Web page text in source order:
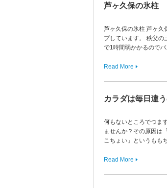
芦ヶ久保の氷柱
芦ヶ久保の氷柱 芦ヶ久
プしています。 秩父の
で1時間弱かかるので
Read More
カラダは毎日違う
何もないところでつま
ませんか？その原因は
こちょい」というもも
Read More